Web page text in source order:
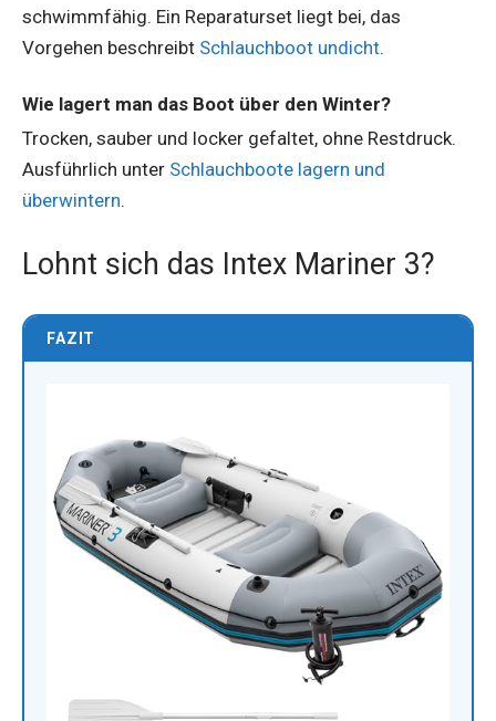
schwimmfähig. Ein Reparaturset liegt bei, das
Vorgehen beschreibt Schlauchboot undicht.
Wie lagert man das Boot über den Winter?
Trocken, sauber und locker gefaltet, ohne Restdruck.
Ausführlich unter Schlauchboote lagern und
überwintern.
Lohnt sich das Intex Mariner 3?
FAZIT